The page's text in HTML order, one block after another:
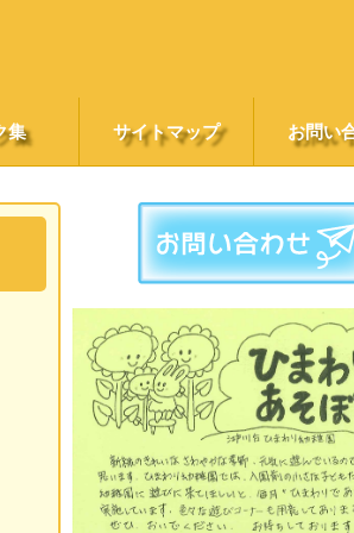
集 サイトマップ お問い